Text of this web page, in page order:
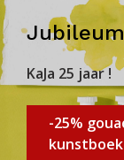
KaJa 25 jaar !
-25%